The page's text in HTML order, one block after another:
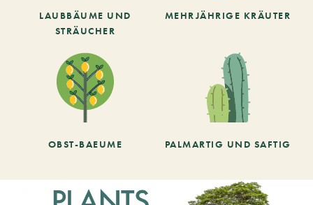
LAUBBÄUME UND
STRÄUCHER
MEHRJÄHRIGE KRÄUTER
OBST-BAEUME PALMARTIG UND SAFTIG